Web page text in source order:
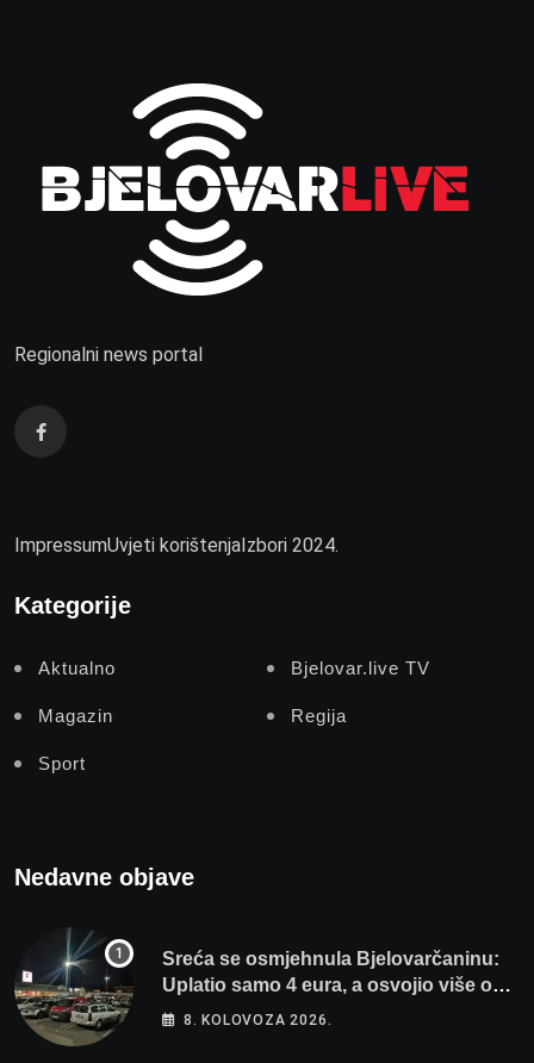
Regionalni news portal
ImpressumUvjeti korištenjaIzbori 2024.
Kategorije
Aktualno Bjelovar.live TV
Magazin Regija
Sport
Nedavne objave
Sreća se osmjehnula Bjelovarčaninu:
Uplatio samo 4 eura, a osvojio više od
80 tisuća eura
8. KOLOVOZA 2026.